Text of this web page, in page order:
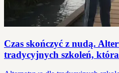
Czas skończyć z nudą.
tradycyjnych szkoleń,